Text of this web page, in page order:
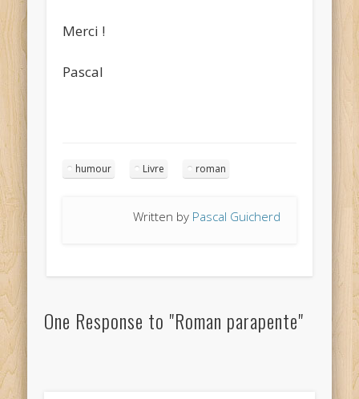
Merci !
Pascal
humour Livre roman
Written by Pascal Guicherd
One Response to "Roman parapente"